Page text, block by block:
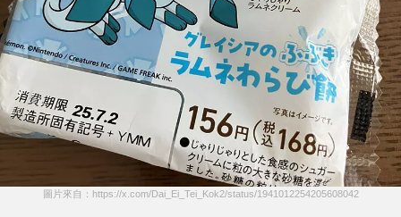
圖片來自：https://x.com/Dai_Ei_Tei_Kok2/status/1941012254205608042